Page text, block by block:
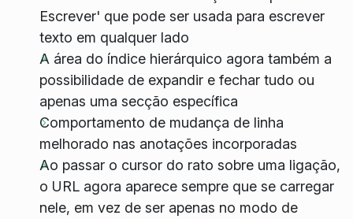
Escrever' que pode ser usada para escrever
texto em qualquer lado
A área do índice hierárquico agora também a
possibilidade de expandir e fechar tudo ou
apenas uma secção específica
Comportamento de mudança de linha
melhorado nas anotações incorporadas
Ao passar o cursor do rato sobre uma ligação,
o URL agora aparece sempre que se carregar
nele, em vez de ser apenas no modo de